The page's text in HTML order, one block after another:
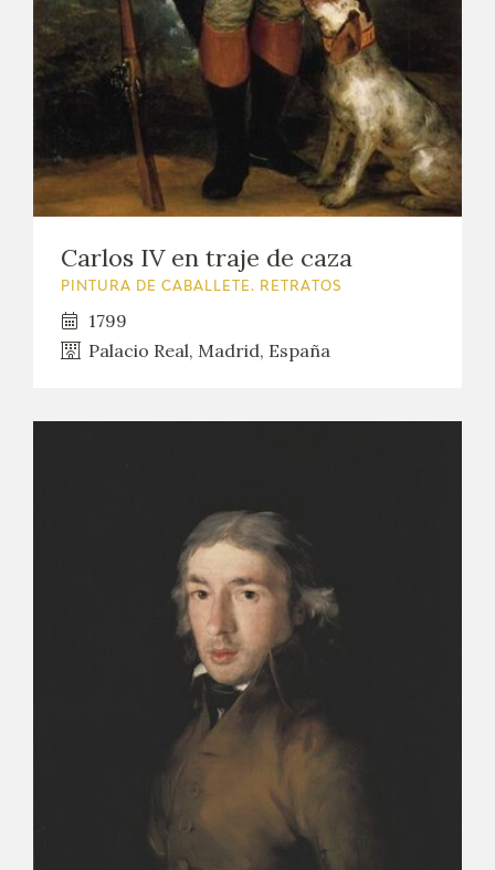
Carlos IV en traje de caza
PINTURA DE CABALLETE. RETRATOS
1799
Palacio Real, Madrid, España